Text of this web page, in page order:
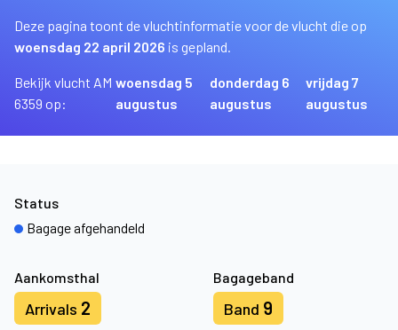
Deze pagina toont de vluchtinformatie voor de vlucht die op
woensdag 22 april 2026 is gepland.
Bekijk vlucht AM
6359 op:
woensdag 5
augustus
donderdag 6
augustus
vrijdag 7
augustus
Aankomsthal
Arrivals 2
Bagageband
Band 9
Status
Bagage afgehandeld